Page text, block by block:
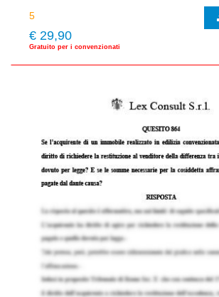
€ 29,90
Gratuito per i convenzionati